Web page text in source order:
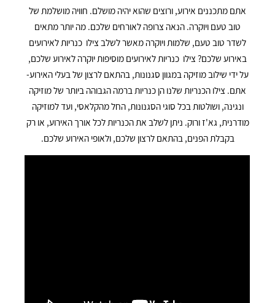
אתם מתכננים אירוע, ורוצים שהוא יהיה מושלם. חוויה מושלמת של
טוב טעם ויוקרה. הנאה צרופה לאורחים שלכם. מה יותר מתאים
לשדר טוב טעם, שלמות ויוקרה מאשר לשלב צילו כנריות לאירועים
באירוע שלכם? צילו כנריות לאירועים מוסיפות יוקרה לאירוע שלכם,
על ידי שילוב מוזיקה במגוון סגנונות, בהתאם לרצון של בעלי האירוע-
אתם. צילו הכנריות שלנו הן כנריות ברמה הגבוהה ביותר של מוזיקה
ונגינה, ושולטות בכל סוגי הסגנונות, החל מהקלאסי, ועד למוזיקה
מודרנית, גא'ז ורוק. ניתן לשלב את הכנריות לכל אורך האירוע, או רק
בקבלת הפנים, בהתאם לרצון שלכם, ולאופי האירוע שלכם.